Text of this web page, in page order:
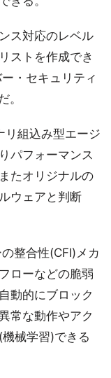
ス対応のレベル
ストを作成でき
・セキュリティ
。
リ組込み型エージ
パフォーマンス
たオリジナルの
ウェアと判断
整合性(CFI)メカ
ローなどの脆弱
動的にブロック
常な動作やアク
械学習)できる